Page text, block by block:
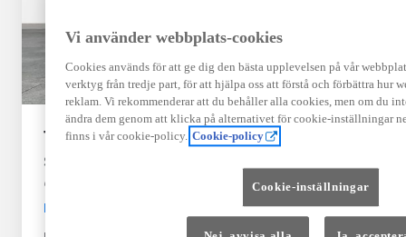
Toyota Corolla
Style V-hjul
HYBRID
Vi använder webbplats-cookies
Cookies används för att ge dig den bästa upplevelsen på vår
verktyg från tredje part, för att hjälpa oss att förstå och förbättra hur
reklam. Vi rekommenderar att du behåller alla cookies, men om du
ändra dem genom att klicka på alternativet för cookie-inställningar
finns i vår cookie-policy. Cookie-policy
Cookie-inställningar